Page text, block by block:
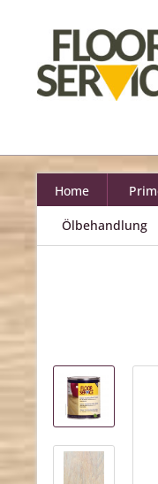
Home
Ölbehandlung